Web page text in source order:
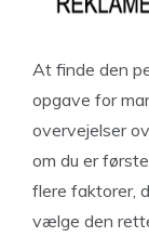
At finde den
opgave for
overvejelser
om du er
flere faktorer,
vælge den